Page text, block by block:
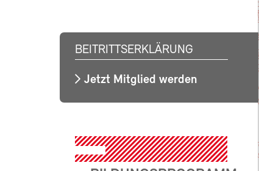
BEITRITTSERKLÄRUNG
Jetzt Mitglied werden